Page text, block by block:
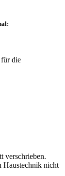
für die
verschrieben.
Haustechnik nicht